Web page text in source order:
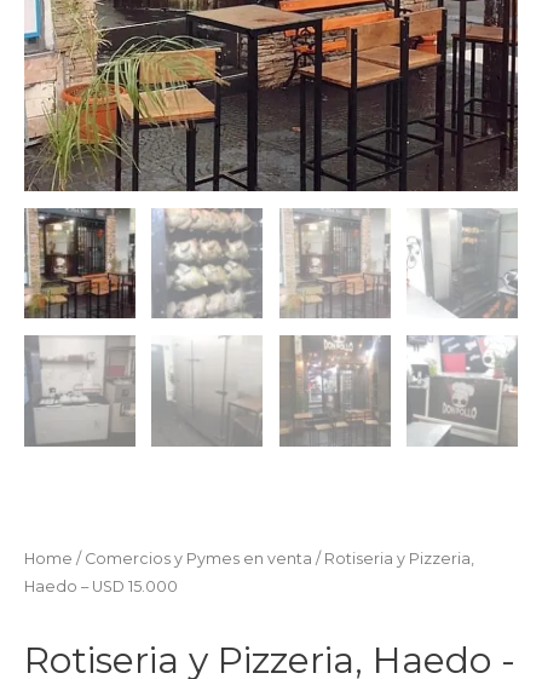
Home / Comercios y Pymes en venta / Rotiseria y Pizzeria,
Haedo – USD 15.000
Rotiseria y Pizzeria, Haedo -